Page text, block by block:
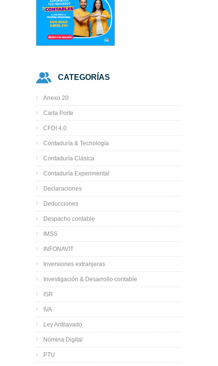
CATEGORÍAS
Anexo 20
Carta Porte
CFDI 4.0
Contaduría & Tecnología
Contaduría Clásica
Contaduría Experimental
Declaraciones
Deducciones
Despacho contable
IMSS
INFONAVIT
Inversiones extranjeras
Investigación & Desarrollo contable
ISR
IVA
Ley Antilavado
Nómina Digital
PTU